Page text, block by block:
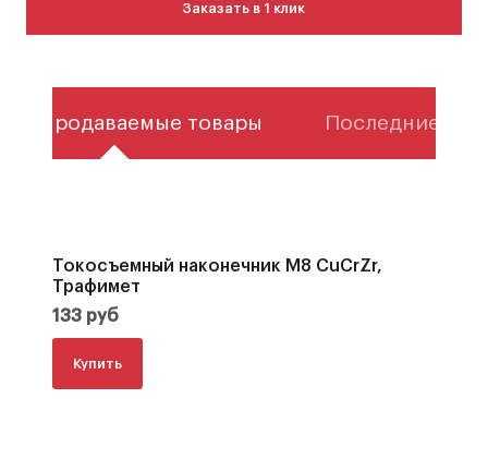
Заказать в 1 клик
продаваемые товары Последние
Токосъемный наконечник М8 CuCrZr,
Трафимет
133 руб
Купить